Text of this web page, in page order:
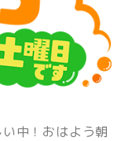
中！おはよう朝